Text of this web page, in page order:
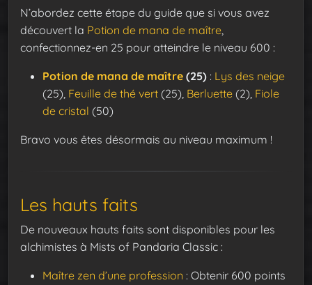
N’abordez cette étape du guide que si vous avez
découvert la Potion de mana de maître,
confectionnez-en 25 pour atteindre le niveau 600 :
Potion de mana de maître (25) : Lys des neige
(25), Feuille de thé vert (25), Berluette (2), Fiole
de cristal (50)
Bravo vous êtes désormais au niveau maximum !
Les hauts faits
De nouveaux hauts faits sont disponibles pour les
alchimistes à Mists of Pandaria Classic :
Maître zen d’une profession : Obtenir 600 points